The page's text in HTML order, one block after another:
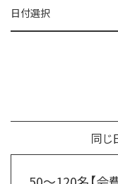
日付選択
同じ